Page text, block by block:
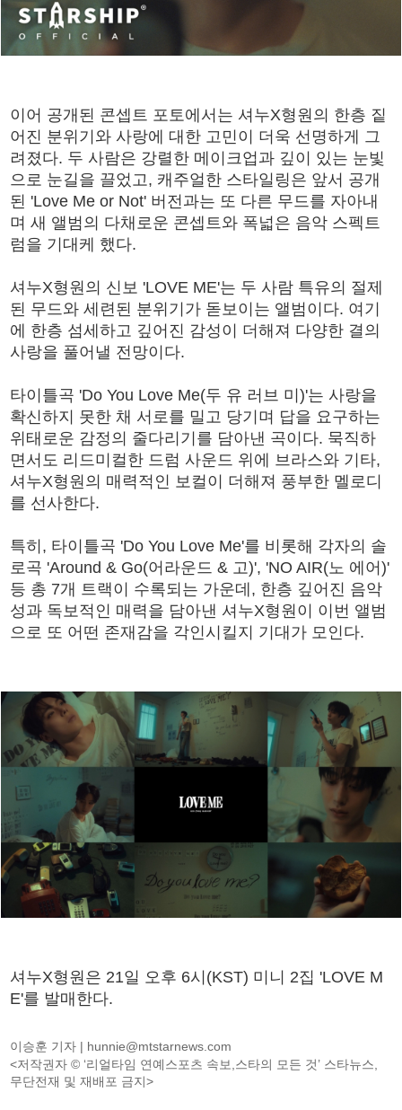
이어 공개된 콘셉트 포토에서는 셔누X형원의 한층 짙
어진 분위기와 사랑에 대한 고민이 더욱 선명하게 그
려졌다. 두 사람은 강렬한 메이크업과 깊이 있는 눈빛
으로 눈길을 끌었고, 캐주얼한 스타일링은 앞서 공개
된 'Love Me or Not' 버전과는 또 다른 무드를 자아내
며 새 앨범의 다채로운 콘셉트와 폭넓은 음악 스펙트
럼을 기대케 했다.
셔누X형원의 신보 'LOVE ME'는 두 사람 특유의 절제
된 무드와 세련된 분위기가 돋보이는 앨범이다. 여기
에 한층 섬세하고 깊어진 감성이 더해져 다양한 결의
사랑을 풀어낼 전망이다.
타이틀곡 'Do You Love Me(두 유 러브 미)'는 사랑을
확신하지 못한 채 서로를 밀고 당기며 답을 요구하는
위태로운 감정의 줄다리기를 담아낸 곡이다. 묵직하
면서도 리드미컬한 드럼 사운드 위에 브라스와 기타,
셔누X형원의 매력적인 보컬이 더해져 풍부한 멜로디
를 선사한다.
특히, 타이틀곡 'Do You Love Me'를 비롯해 각자의 솔
로곡 'Around & Go(어라운드 & 고)', 'NO AIR(노 에어)'
등 총 7개 트랙이 수록되는 가운데, 한층 깊어진 음악
성과 독보적인 매력을 담아낸 셔누X형원이 이번 앨범
으로 또 어떤 존재감을 각인시킬지 기대가 모인다.
셔누X형원은 21일 오후 6시(KST) 미니 2집 'LOVE M
E'를 발매한다.
이승훈 기자 | hunnie@mtstarnews.com
<저작권자 © ‘리얼타임 연예스포츠 속보,스타의 모든 것’ 스타뉴스,
무단전재 및 재배포 금지>